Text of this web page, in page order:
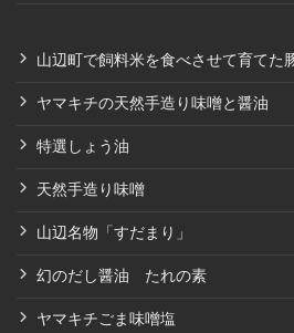
山辺町で飼料米を食べさせて育てた
ヤマキチの天然手造り味噌と醤油
特選しょう油
天然手造り味噌
山辺名物「すだまり」
幻のだし醤油 たれの素
ヤマキチごま味噌塩